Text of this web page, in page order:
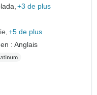
+3 de plus
+5 de plus
: Anglais